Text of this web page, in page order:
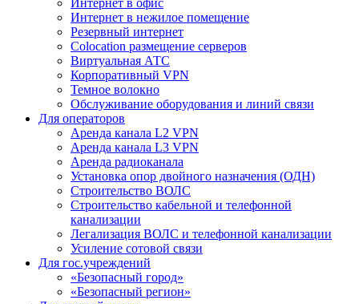
Интернет в нежилое помещение
Резервный интернет
Colocation размещение серверов
Виртуальная АТС
Корпоративный VPN
Темное волокно
Обслуживание оборудования и линий связи
Для операторов
Аренда канала L2 VPN
Аренда канала L3 VPN
Аренда радиоканала
Установка опор двойного назначения (ОДН)
Строительство ВОЛС
Строительство кабельной и телефонной
канализации
Легализация ВОЛС и телефонной канализации
Усиление сотовой связи
Для гос.учреждений
«Безопасный город»
«Безопасный регион»